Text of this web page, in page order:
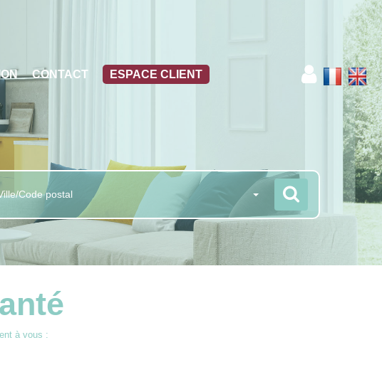
CONTACT ESPACE CLIENT
Code postal
à vous :